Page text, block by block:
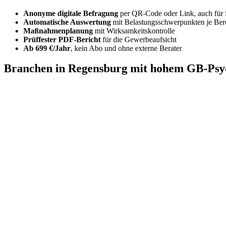
Anonyme digitale Befragung per QR-Code oder Link, auch für
Automatische Auswertung mit Belastungsschwerpunkten je
Maßnahmenplanung mit Wirksamkeitskontrolle
Prüffester PDF-Bericht für die Gewerbeaufsicht
Ab 699 €/Jahr, kein Abo und ohne externe Berater
Branchen in Regensburg mit hohem GB-